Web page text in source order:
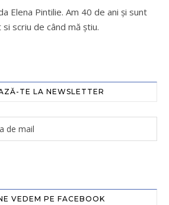
Elena Pintilie. Am 40 de ani şi sunt
scriu de când mă ştiu.
TE LA NEWSLETTER
VEDEM PE FACEBOOK